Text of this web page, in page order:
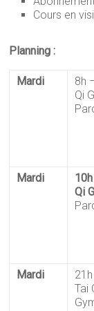
Cours en
Planning :
Mardi
8h
Qi
Mardi
Qi
Mardi
Tai